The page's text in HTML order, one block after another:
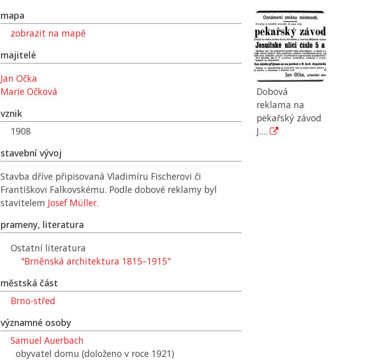
mapa
zobrazit na mapě
majitelé
Jan Očka
Marie Očková
vznik
1908
stavební vývoj
Stavba dříve připisovaná Vladimíru Fischerovi či
Františkovi Falkovskému. Podle dobové reklamy byl
stavitelem Josef Müller.
prameny, literatura
Ostatní literatura
"Brněnská architektura 1815–1915"
městská část
Brno-střed
významné osoby
Samuel Auerbach
obyvatel domu (doloženo v roce 1921)
Dobová
reklama na
pekařský závod
J....